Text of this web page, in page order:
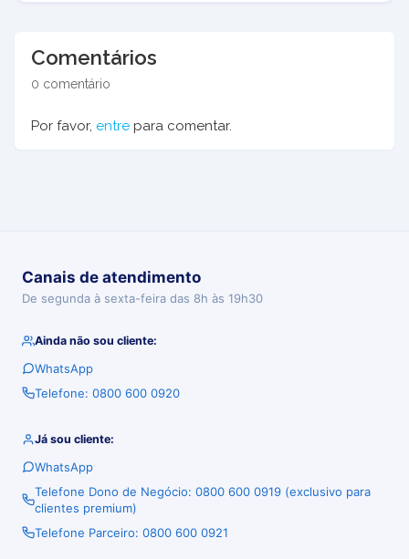
Comentários
0 comentário
Por favor, entre para comentar.
Canais de atendimento
De segunda à sexta-feira das 8h às 19h30
Ainda não sou cliente:
WhatsApp
Telefone: 0800 600 0920
Já sou cliente:
WhatsApp
Telefone Dono de Negócio: 0800 600 0919 (exclusivo para
clientes premium)
Telefone Parceiro: 0800 600 0921